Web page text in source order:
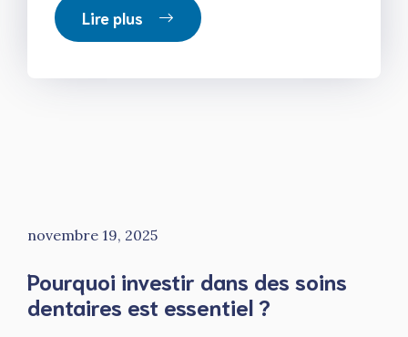
Lire plus
novembre 19, 2025
Pourquoi investir dans des soins
dentaires est essentiel ?